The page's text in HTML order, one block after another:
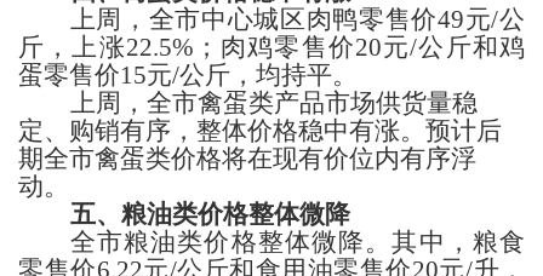
上周， 全市中心城区肉鸭零售价49元/公
斤，上涨22.5%；肉鸡零售价20元/公斤和鸡
蛋零售价15元/公斤， 均持平。
上周，全市禽蛋类产品市场供货量稳
定、 购销有序，整体价格稳中有涨。 预计后
期全市禽蛋类价格将在现有价位内有序浮
动。
五、粮油类价格整体微降
全市粮油类价格整体微降。其中， 粮食
零售价6.22元/公斤和食用油零售价20元/升，